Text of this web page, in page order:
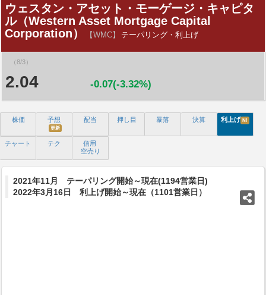
ウェスタン・アセット・モーゲージ・キャピタ
ル（Western Asset Mortgage Capital
Corporation）
【WMC】 テーパリング・利上げ
（8/3）
2.04 -0.07(-3.32%)
株価 予想
更新
配当 押し目 暴落 決算 利上げ N!
チャート テク
信用
空売り
2021年11月 テーパリング開始～現在(1194営業日)
2022年3月16日 利上げ開始～現在（1101営業日）